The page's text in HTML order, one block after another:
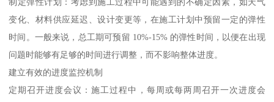
制定弹性计划：考虑到施工过程中可能遇到的不确定因素，如天气
变化、材料供应延迟、设计变更等，在施工计划中预留一定的弹性
时间。一般来说，总工期可预留 10%-15% 的弹性时间，以便在出现
问题时能够有足够的时间进行调整，而不影响整体进度。
建立有效的进度监控机制
定期召开进度会议：施工过程中，每周或每两周召开一次进度会